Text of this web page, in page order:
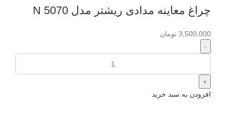
چراغ معاینه مدادی ریشتر مدل N 5070
3,500,000 تومان
افزودن به سبد خرید